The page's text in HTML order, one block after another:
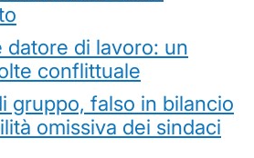
datore di lavoro: un
conflittuale
gruppo, falso in bilancio
omissiva dei sindaci